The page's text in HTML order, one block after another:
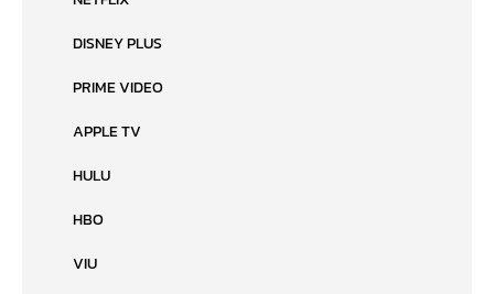
DISNEY PLUS
PRIME VIDEO
APPLE TV
HULU
HBO
VIU